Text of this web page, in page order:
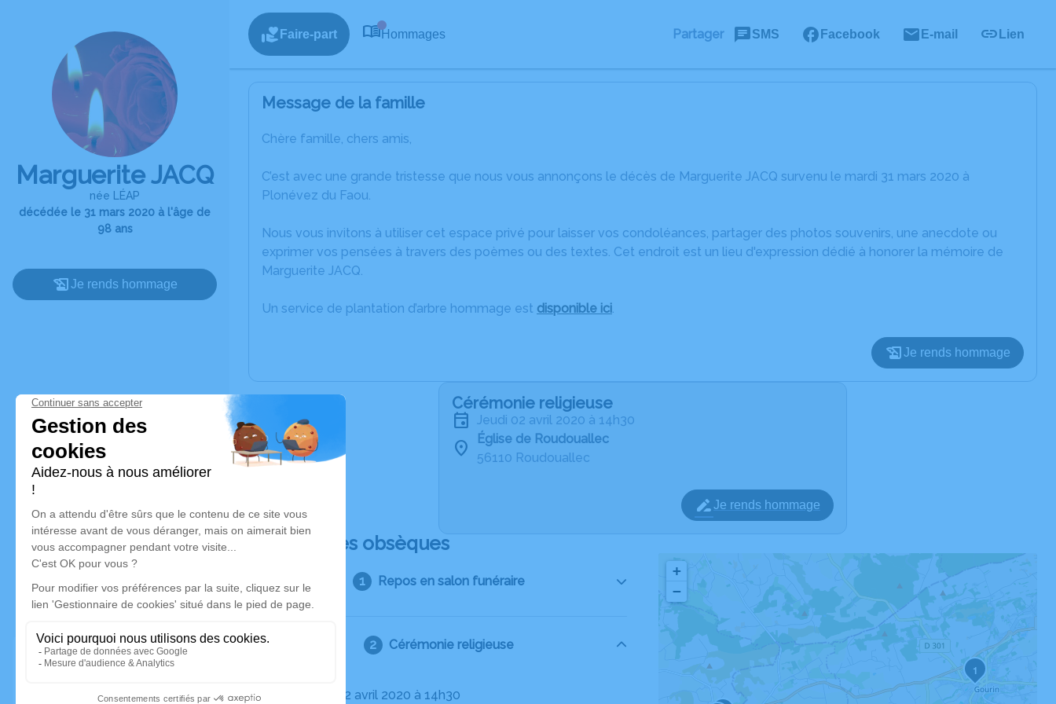
Marguerite JACQ
née LÉAP
décédée le 31 mars 2020 à l'âge de
98 ans
Je rends hommage
Faire-part Hommages Partager SMS Facebook E-mail Lien
Message de la famille
Chère famille, chers amis,
C’est avec une grande tristesse que nous vous annonçons le décès de Marguerite JACQ survenu le mardi 31 mars 2020 à
Plonévez du Faou.
Nous vous invitons à utiliser cet espace privé pour laisser vos condoléances, partager des photos souvenirs, une anecdote ou
exprimer vos pensées à travers des poèmes ou des textes. Cet endroit est un lieu d'expression dédié à honorer la mémoire de
Marguerite JACQ.
Un service de plantation d’arbre hommage est disponible ici.
Je rends hommage
Cérémonie religieuse
jeudi 02 avril 2020 à 14h30
Église de Roudouallec
56110 Roudouallec
Je rends hommage
Déroulé des obsèques
Repos en salon funéraire
Cérémonie religieuse
Le jeudi 02 avril 2020 à 14h30
1
+
−